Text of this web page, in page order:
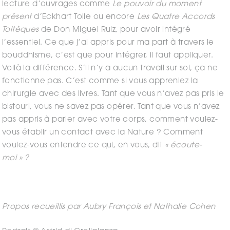
lecture d’ouvrages comme Le pouvoir du moment
présentd’Eckhart Tolle ou encore Les Quatre Accords
Toltèquesde Don Miguel Ruiz, pour avoir intégré
l’essentiel. Ce que j’ai appris pour ma part à travers le
bouddhisme, c’est que pour intégrer, il faut appliquer.
Voilà la différence. S’il n’y a aucun travail sur soi, ça ne
fonctionne pas. C’est comme si vous appreniez la
chirurgie avec des livres. Tant que vous n’avez pas pris le
bistouri, vous ne savez pas opérer. Tant que vous n’avez
pas appris à parler avec votre corps, comment voulez-
vous établir un contact avec la Nature ? Comment
voulez-vous entendre ce qui, en vous, dit « écoute-
moi » ?
Propos recueillis par Aubry François et Nathalie Cohen